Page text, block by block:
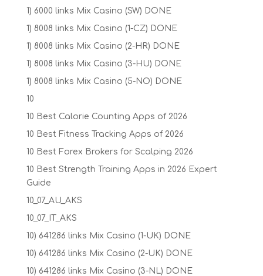
1) 6000 links Mix Casino (SW) DONE
1) 8008 links Mix Casino (1-CZ) DONE
1) 8008 links Mix Casino (2-HR) DONE
1) 8008 links Mix Casino (3-HU) DONE
1) 8008 links Mix Casino (5-NO) DONE
10
10 Best Calorie Counting Apps of 2026
10 Best Fitness Tracking Apps of 2026
10 Best Forex Brokers for Scalping 2026
10 Best Strength Training Apps in 2026 Expert
Guide
10_07_AU_AKS
10_07_IT_AKS
10) 641286 links Mix Casino (1-UK) DONE
10) 641286 links Mix Casino (2-UK) DONE
10) 641286 links Mix Casino (3-NL) DONE